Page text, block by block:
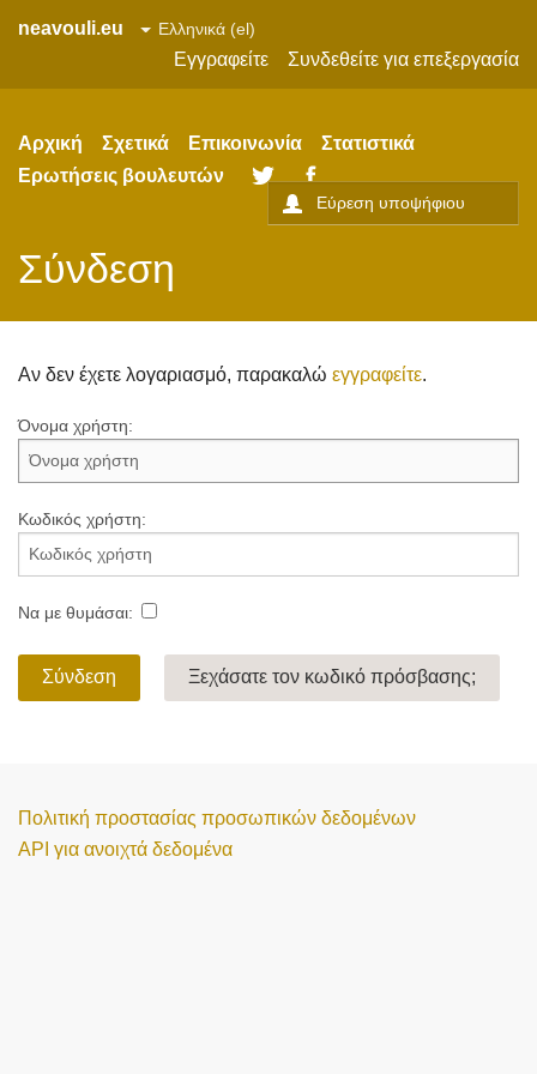
neavouli.eu
Εγγραφείτε
Συνδεθείτε για επεξεργασία
Αρχική Σχετικά Επικοινωνία
Στατιστικά
Ερωτήσεις βουλευτών
Twitter
Σύνδεση
Αν δεν έχετε λογαριασμό, παρακαλώ εγγραφείτε.
Όνομα χρήστη:
Κωδικός χρήστη:
Να με θυμάσαι:
Σύνδεση Ξεχάσατε τον κωδικό πρόσβασης;
Πολιτική προστασίας προσωπικών δεδομένων
API για ανοιχτά δεδομένα